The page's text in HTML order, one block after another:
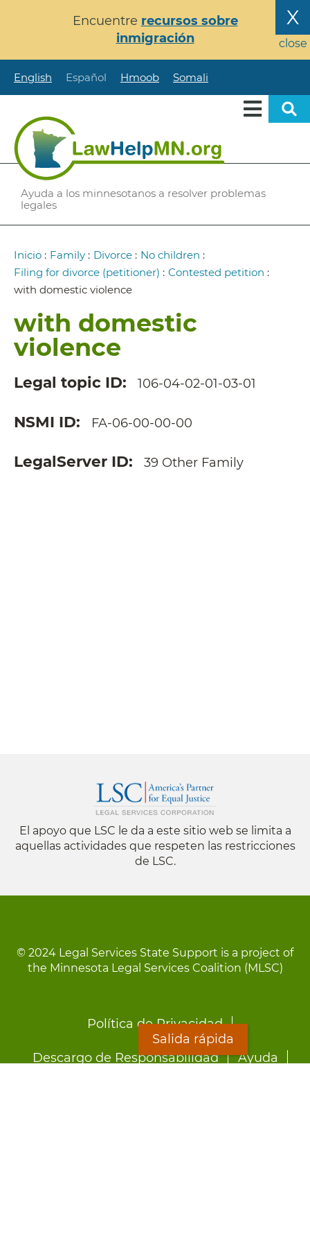
principal
X
close
Encuentre recursos sobre
inmigración
English Español Hmoob Somali
Ayuda a los minnesotanos a resolver problemas
legales
Ruta
de
navegación
Inicio : Family : Divorce : No children :
Filing for divorce (petitioner) : Contested petition :
with domestic violence
with domestic
violence
Legal topic ID 106-04-02-01-03-01
NSMI ID FA-06-00-00-00
LegalServer ID 39 Other Family
El apoyo que LSC le da a este sitio web se limita a
aquellas actividades que respeten las restricciones
de LSC.
© 2024 Legal Services State Support is a project of
the Minnesota Legal Services Coalition (MLSC)
Política de Privacidad
Descargo de Responsabilidad Ayuda
Salida rápida